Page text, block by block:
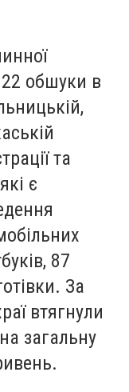
22 обшуки в
та
є
87
За
втягнули
загальну